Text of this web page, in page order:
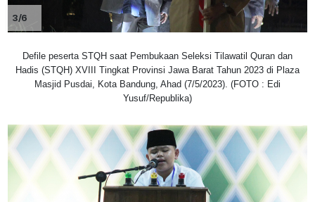
3/6
Defile peserta STQH saat Pembukaan Seleksi Tilawatil Quran dan
Hadis (STQH) XVIII Tingkat Provinsi Jawa Barat Tahun 2023 di Plaza
Masjid Pusdai, Kota Bandung, Ahad (7/5/2023). (FOTO : Edi
Yusuf/Republika)